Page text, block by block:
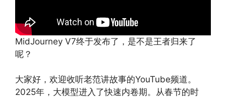
MidJourney V7终于发布了，是不是王者归来了
呢？
大家好，欢迎收听老范讲故事的YouTube频道。
2025年，大模型进入了快速内卷期。从春节的时